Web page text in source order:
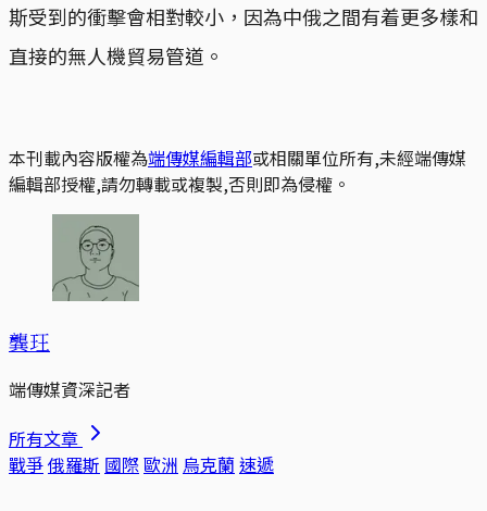
斯受到的衝擊會相對較小，因為中俄之間有着更多樣和
直接的無人機貿易管道。
本刊載內容版權為端傳媒編輯部或相關單位所有,未經端傳媒
編輯部授權,請勿轉載或複製,否則即為侵權。
龔玨
端傳媒資深記者
所有文章
戰爭俄羅斯 國際歐洲 烏克蘭速遞